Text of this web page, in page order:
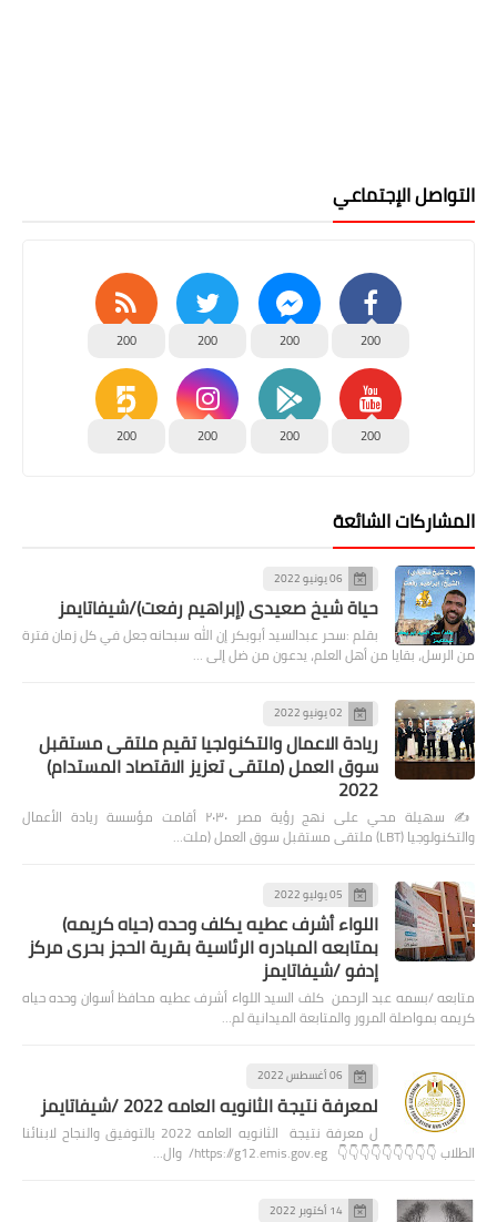
التواصل الإجتماعي
200
200
200
200
200
200
200
200
المشاركات الشائعة
06 يونيو 2022
حياة شيخ صعيدى (إبراهيم رفعت)/شيفاتايمز
بقلم :سحر عبدالسيد أبوبكر إن الله سبحانه جعل في كل زمان فترة
من الرسل، بقايا من أهل العلم، يدعون من ضل إلى …
02 يونيو 2022
ريادة الاعمال والتكنولجيا تقيم ملتقى مستقبل
سوق العمل (ملتقى تعزيز الاقتصاد المستدام)
2022
✍️ سهيلة محي على نهج رؤية مصر ٢٠٣٠ أقامت مؤسسة ريادة الأعمال
والتكنولوجيا (LBT) ملتقى مستقبل سوق العمل (ملت…
05 يوليو 2022
اللواء أشرف عطيه يكلف وحده (حياه كريمه)
بمتابعه المبادره الرئاسية بقرية الحجز بحرى مركز
إدفو /شيفاتايمز
متابعه /بسمه عبد الرحمن كلف السيد اللواء أشرف عطيه محافظ أسوان وحده حياه
كريمه بمواصلة المرور والمتابعة الميدانية لم…
06 أغسطس 2022
لمعرفة نتيجة الثانويه العامه 2022 /شيفاتايمز
ل معرفة نتيجة الثانويه العامه 2022 بالتوفيق والنجاح لابنائنا
الطلاب 👇👇👇👇👇👇👇👇👇 https://g12.emis.gov.eg/ وال…
14 أكتوبر 2022